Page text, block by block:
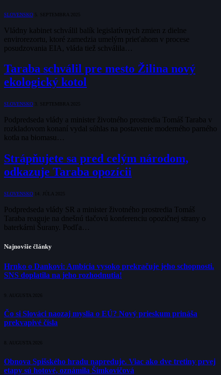
SLOVENSKO 5. SEPTEMBRA 2025
Vládny kabinet schválil balík legislatívnych zmien z dielne
envirorezortu, ktoré zamedzia umelým prieťahom v procese
posudzovania EIA, vláda tiež schválila…
Taraba schválil pre mesto Žilina nový
ekologický kotol
SLOVENSKO 3. SEPTEMBRA 2025
Podpredseda vlády a minister životného prostredia Tomáš Taraba v
rozkladovom konaní vydal súhlas na postavenie moderného parného
kotla na biomasu…
Strápňujete sa pred celým národom,
odkazuje Taraba opozícii
SLOVENSKO 14. JÚLA 2025
Podpredseda vlády SR a minister životného prostredia Tomáš
Taraba reaguje na dnešnú tlačovú konferenciu opozičnej strany o
baterkárni Šurany. Podľa…
Najnovšie články
Hrnko o Dankovi: Ambícia vysoko prekračuje jeho schopnosti.
SNS doplatila na jeho rozhodnutia!
9. AUGUSTA 2026
Čo si Slováci naozaj myslia o EÚ? Nový prieskum prináša
prekvapivé čísla
8. AUGUSTA 2026
Obnova Spišského hradu napreduje. Viac ako dve tretiny prvej
etapy sú hotové, oznámila Šimkovičová